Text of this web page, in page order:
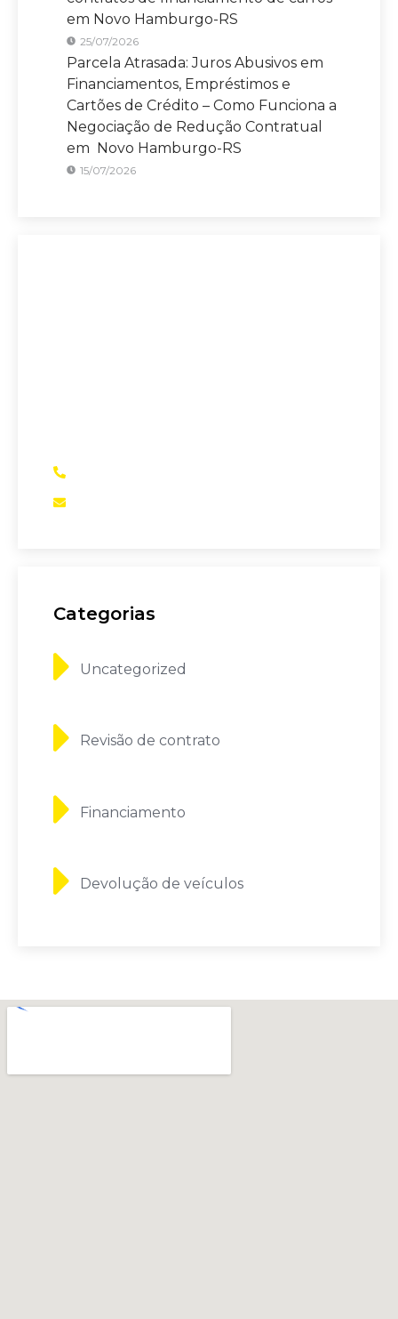
em Novo Hamburgo-RS
25/07/2026
Parcela Atrasada: Juros Abusivos em
Financiamentos, Empréstimos e
Cartões de Crédito – Como Funciona a
Negociação de Redução Contratual
em Novo Hamburgo-RS
15/07/2026
Categorias
Uncategorized
Revisão de contrato
Financiamento
Devolução de veículos